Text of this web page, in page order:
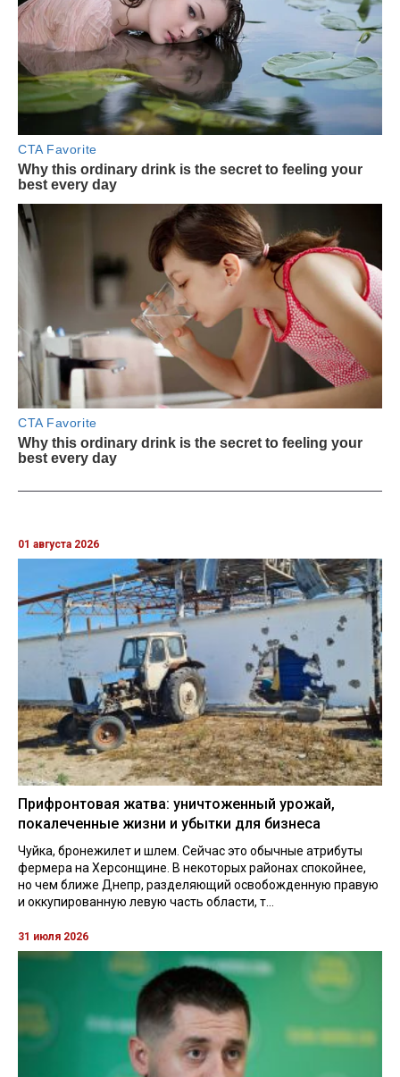
01 августа 2026
Прифронтовая жатва: уничтоженный урожай,
покалеченные жизни и убытки для бизнеса
Чуйка, бронежилет и шлем. Сейчас это обычные атрибуты
фермера на Херсонщине. В некоторых районах спокойнее,
но чем ближе Днепр, разделяющий освобожденную правую
и оккупированную левую часть области, т...
31 июля 2026